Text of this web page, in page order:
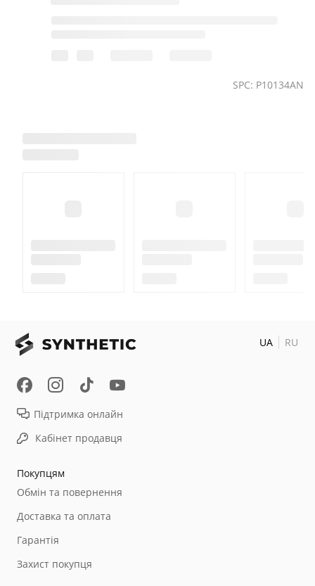
SPC: P10134AN
Покупцям
Обмін та повернення
Доставка та оплата
Гарантія
Захист покупця
Підтримка онлайн
Кабінет продавця
UA RU